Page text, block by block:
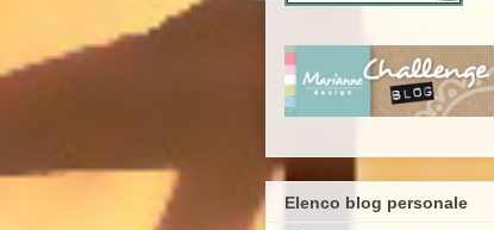
Elenco blog personale